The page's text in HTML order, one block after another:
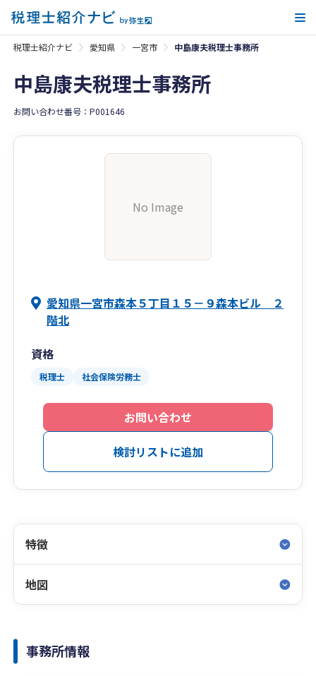
税理士紹介ナビ 愛知県 一宮市 中島康夫税理士事務所
中島康夫税理士事務所
お問い合わせ番号：P001646
No Image
愛知県一宮市森本５丁目１５－９森本ビル ２
階北
資格
税理士 社会保険労務士
お問い合わせ
検討リストに追加
特徴
地図
事務所情報